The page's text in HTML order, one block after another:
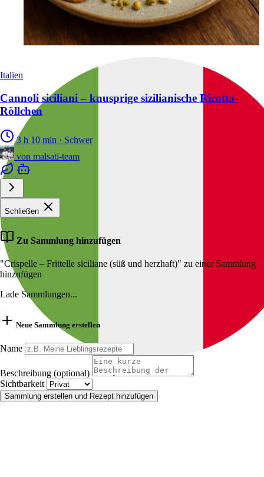
Italien
Cannoli siciliani – knusprige sizilianische Ricotta-
Röllchen
3 h 10 min · Schwer
von malsati-team
Schließen
Zu Sammlung hinzufügen
"Crispelle – Frittelle siciliane (süß und herzhaft)" zu einer Sammlung
hinzufügen
Lade Sammlungen...
Neue Sammlung erstellen
Name
Beschreibung (optional)
Sichtbarkeit
Sammlung erstellen und Rezept hinzufügen